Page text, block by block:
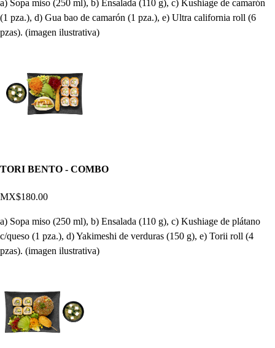
a) Sopa miso (250 ml), b) Ensalada (110 g), c) Kushiage de camarón
(1 pza.), d) Gua bao de camarón (1 pza.), e) Ultra california roll (6
pzas). (imagen ilustrativa)
TORI BENTO - COMBO
MX$180.00
a) Sopa miso (250 ml), b) Ensalada (110 g), c) Kushiage de plátano
c/queso (1 pza.), d) Yakimeshi de verduras (150 g), e) Torii roll (4
pzas). (imagen ilustrativa)